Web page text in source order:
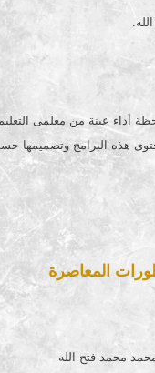
أداء عينة من معلمى
هذه البرامج وتصميمها
المعاصرة
محمد فتح الله